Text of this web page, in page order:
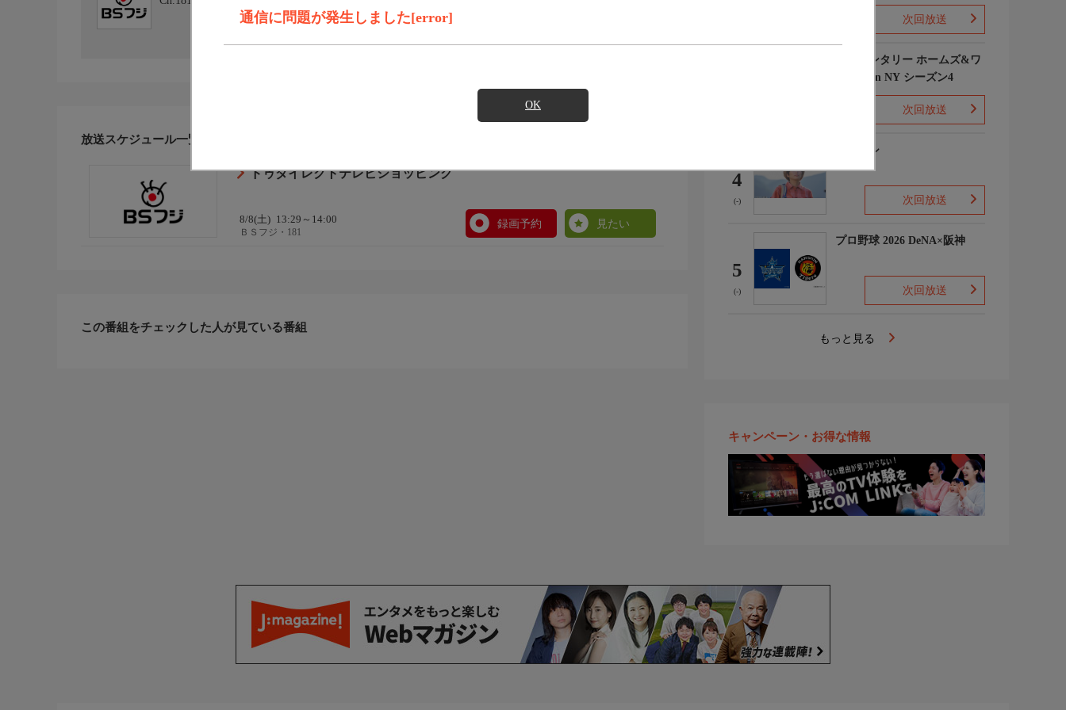
通信に問題が発生しました[error]
OK
放送スケジュール一覧
ドゥダイレクトテレビショッピング
8/8(土) 13:29～14:00
ＢＳフジ・181
録画予約 見たい
この番組をチェックした人が見ている番組
次回放送
エレメンタリー ホームズ&ワ
トソン in NY シーズン4
次回放送
4
(-)
下山メシ
次回放送
5
(-)
プロ野球 2026 DeNA×阪神
次回放送
もっと見る
キャンペーン・お得な情報